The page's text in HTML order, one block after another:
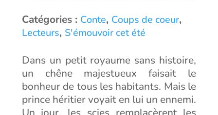
Catégories : Conte, Coups de coeur,
Lecteurs, S'émouvoir cet été
Dans un petit royaume sans histoire,
un chêne majestueux faisait le
bonheur de tous les habitants. Mais le
prince héritier voyait en lui un ennemi.